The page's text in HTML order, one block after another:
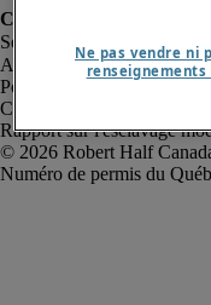
Alerte à la fraude
Politique de confidentialité
Conditions d’utilisation
Rapport sur l'esclavage
Robert Half
Ne pas vendre ni
renseignements